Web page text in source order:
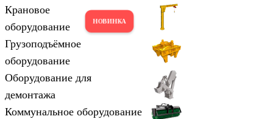
Крановое
оборудование
Грузоподъёмное
оборудование
Оборудование для
демонтажа
Коммунальное оборудование